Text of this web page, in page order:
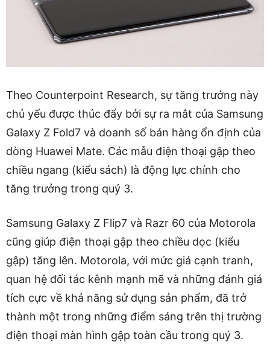
Theo Counterpoint Research, sự tăng trưởng này
chủ yếu được thúc đẩy bởi sự ra mắt của Samsung
Galaxy Z Fold7 và doanh số bán hàng ổn định của
dòng Huawei Mate. Các mẫu điện thoại gập theo
chiều ngang (kiểu sách) là động lực chính cho
tăng trưởng trong quý 3.
Samsung Galaxy Z Flip7 và Razr 60 của Motorola
cũng giúp điện thoại gập theo chiều dọc (kiểu
gập) tăng lên. Motorola, với mức giá cạnh tranh,
quan hệ đối tác kênh mạnh mẽ và những đánh giá
tích cực về khả năng sử dụng sản phẩm, đã trở
thành một trong những điểm sáng trên thị trường
điện thoại màn hình gập toàn cầu trong quý 3.